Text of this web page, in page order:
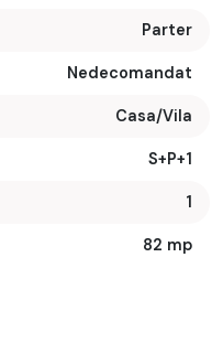
Parter
Nedecomandat
Casa/Vila
S+P+1
1
82 mp